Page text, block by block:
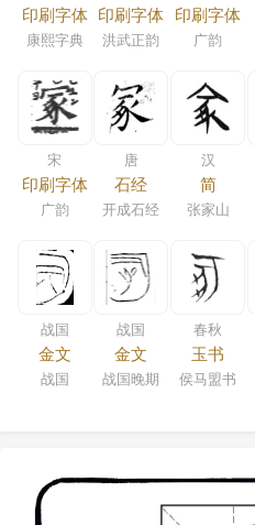
印刷字体
康熙字典
印刷字体
洪武正韵
印刷字体
广韵
宋
印刷字体
广韵
唐
石经
开成石经
汉
简
张家山
战国
金文
战国
战国
金文
战国晚期
春秋
玉书
侯马盟书